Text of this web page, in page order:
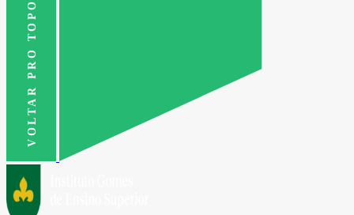
VOLTAR PRO TOPO